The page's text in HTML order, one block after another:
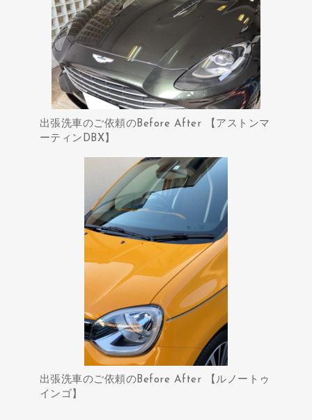
出張洗車のご依頼のBefore After 【アストンマ
ーティンDBX】
出張洗車のご依頼のBefore After 【ルノートゥ
インゴ】